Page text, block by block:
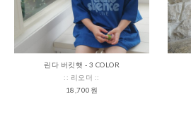
린다 버킷햇 - 3 COLOR
:: 리오더 ::
18,700원